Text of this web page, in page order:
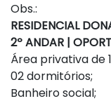
Obs.:
RESIDENCIAL
2º ANDAR |
Área privativa de
02 dormitórios;
Banheiro social;